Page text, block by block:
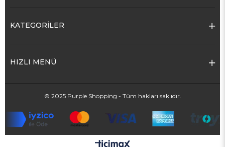
KATEGORİLER
HIZLI MENÜ
© 2025 Purple Shopping - Tüm hakları saklıdır.